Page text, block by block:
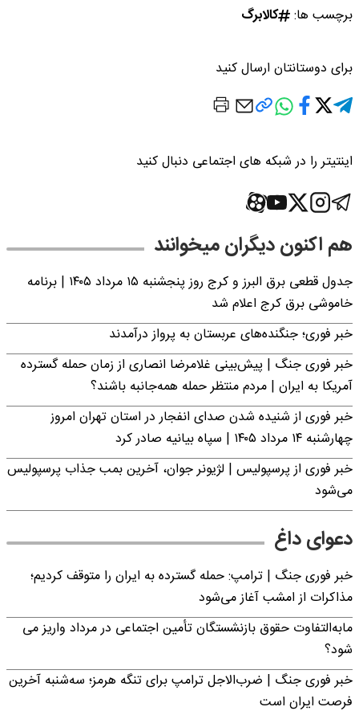
برچسب ها: کالابرگ
برای دوستانتان ارسال کنید
اینتیتر را در شبکه های اجتماعی دنبال کنید
هم اکنون دیگران میخوانند
جدول قطعی برق البرز و کرج روز پنجشنبه ۱۵ مرداد ۱۴۰۵ | برنامه
خاموشی برق کرج اعلام شد
خبر فوری؛ جنگنده‌های عربستان به پرواز درآمدند
خبر فوری جنگ | پیش‌بینی غلامرضا انصاری از زمان حمله گسترده
آمریکا به ایران | مردم منتظر حمله همه‌جانبه باشند؟
خبر فوری از شنیده شدن صدای انفجار در استان تهران امروز
چهارشنبه ۱۴ مرداد ۱۴۰۵ | سپاه بیانیه صادر کرد
خبر فوری از پرسپولیس | لژیونر جوان، آخرین بمب جذاب پرسپولیس
می‌شود
دعوای داغ
خبر فوری جنگ | ترامپ: حمله گسترده به ایران را متوقف کردیم؛
مذاکرات از امشب آغاز می‌شود
مابه‌التفاوت حقوق بازنشستگان تأمین اجتماعی در مرداد واریز می
شود؟
خبر فوری جنگ | ضرب‌الاجل ترامپ برای تنگه هرمز؛ سه‌شنبه آخرین
فرصت ایران است